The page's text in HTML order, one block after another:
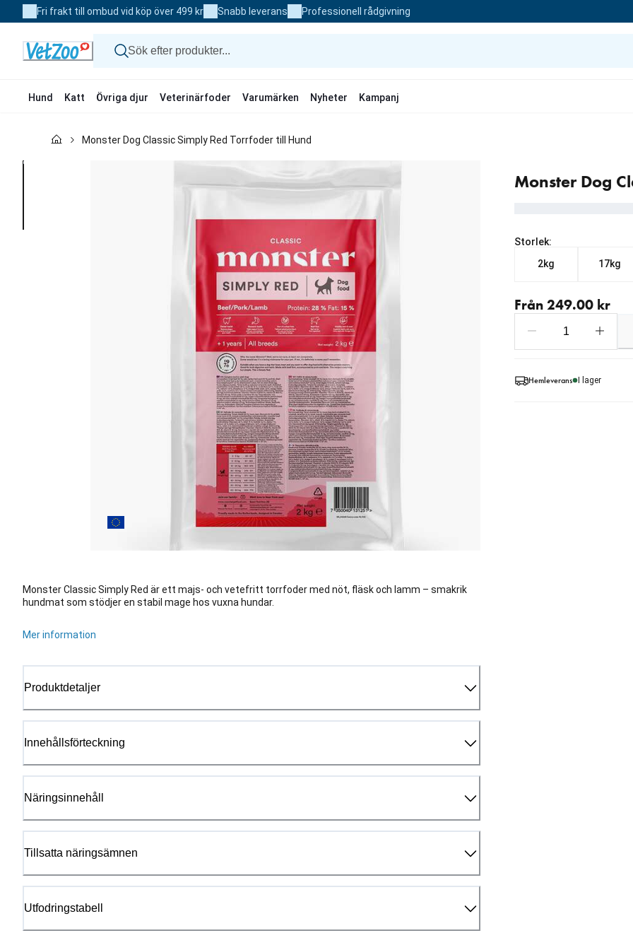
to
Fri frakt till ombud vid köp över 499 kr Snabb leverans Professionell rådgivning
Hund Katt Övriga djur Veterinärfoder Varumärken Nyheter Kampanj
Monster Dog Classic Simply Red Torrfoder till Hund
Monster Dog
Monster Classic Simply Red är ett majs- och vetefritt torrfoder med nöt, fläsk och lamm – smakrik
hundmat som stödjer en stabil mage hos vuxna hundar.
Mer information
Produktdetaljer
Innehållsförteckning
Näringsinnehåll
Tillsatta näringsämnen
Utfodringstabell
Storlek:
2kg
17kg
Från 249.00 kr
Hemleverans I lager